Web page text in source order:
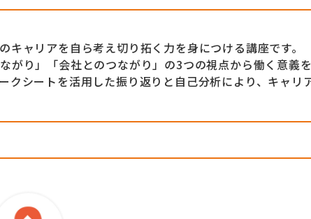
キャリアを自ら考え切り拓く力を身につける講座です。
がり」「会社とのつながり」の3つの視点から働く意義
クシートを活用した振り返りと自己分析により、キャリ